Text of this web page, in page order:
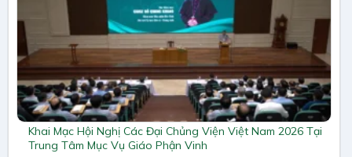
Khai Mạc Hội Nghị Các Đại Chủng Viện Việt Nam 2026 Tại
Trung Tâm Mục Vụ Giáo Phận Vinh